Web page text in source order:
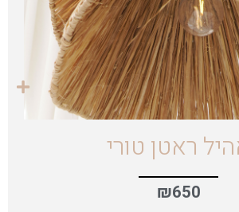
ראטן טורי
₪650